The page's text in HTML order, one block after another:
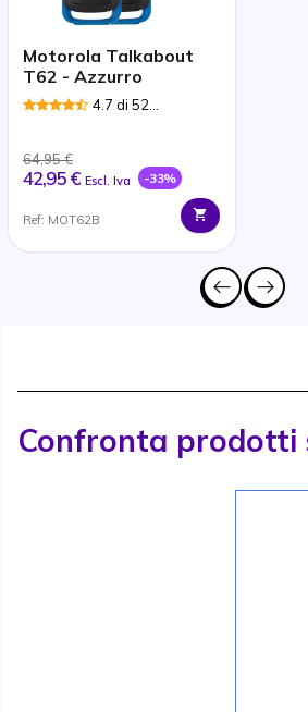
Motorola Talkabout
T62 - Azzurro
4.7 di 52
64,95 €
42,95 € Escl. Iva -33%
Ref: MOT62B
Confronta prodotti